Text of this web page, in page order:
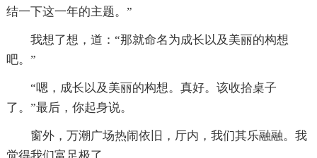
结一下这一年的主题。”
我想了想，道：“那就命名为成长以及美丽的构想
吧。”
“嗯，成长以及美丽的构想。真好。该收拾桌子
了。”最后，你起身说。
窗外，万潮广场热闹依旧，厅内，我们其乐融融。我